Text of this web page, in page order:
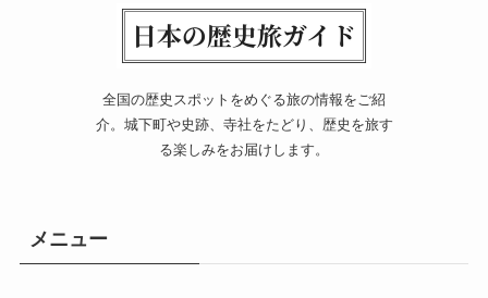
全国の歴史スポットをめぐる旅の情報をご紹
介。城下町や史跡、寺社をたどり、歴史を旅す
る楽しみをお届けします。
メニュー